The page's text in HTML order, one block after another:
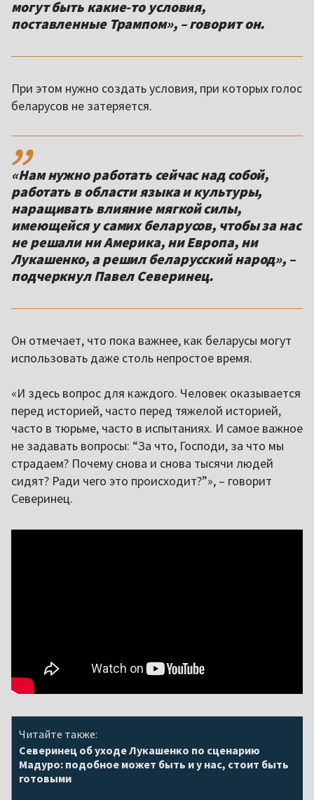
могут быть какие-то условия,
поставленные Трампом», – говорит он.
При этом нужно создать условия, при которых голос
беларусов не затеряется.
,,
«Нам нужно работать сейчас над собой,
работать в области языка и культуры,
наращивать влияние мягкой силы,
имеющейся у самих беларусов, чтобы за нас
не решали ни Америка, ни Европа, ни
Лукашенко, а решил беларусский народ», –
подчеркнул Павел Северинец.
Он отмечает, что пока важнее, как беларусы могут
использовать даже столь непростое время.
«И здесь вопрос для каждого. Человек оказывается
перед историей, часто перед тяжелой историей,
часто в тюрьме, часто в испытаниях. И самое важное
не задавать вопросы: “За что, Господи, за что мы
страдаем? Почему снова и снова тысячи людей
сидят? Ради чего это происходит?”», – говорит
Северинец.
Читайте также:
Северинец об уходе Лукашенко по сценарию
Мадуро: подобное может быть и у нас, стоит быть
готовыми